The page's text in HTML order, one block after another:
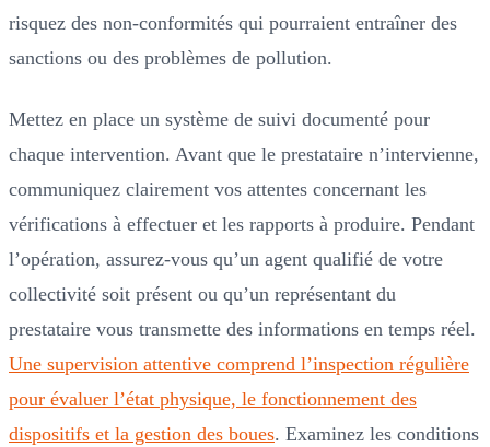
risquez des non-conformités qui pourraient entraîner des
sanctions ou des problèmes de pollution.
Mettez en place un système de suivi documenté pour
chaque intervention. Avant que le prestataire n’intervienne,
communiquez clairement vos attentes concernant les
vérifications à effectuer et les rapports à produire. Pendant
l’opération, assurez-vous qu’un agent qualifié de votre
collectivité soit présent ou qu’un représentant du
prestataire vous transmette des informations en temps réel.
Une supervision attentive comprend l’inspection régulière
pour évaluer l’état physique, le fonctionnement des
dispositifs et la gestion des boues. Examinez les conditions